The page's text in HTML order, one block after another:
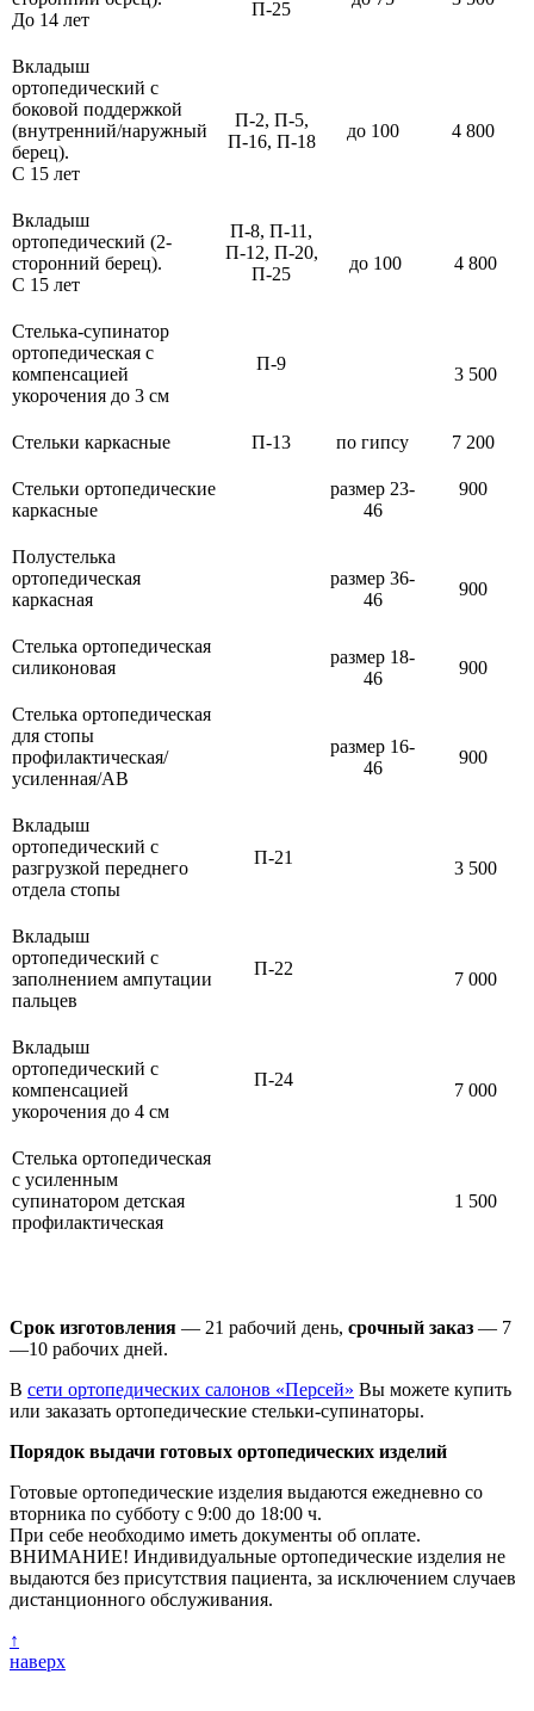
До 14 лет
П-25
Вкладыш
ортопедический с
боковой поддержкой
(внутренний/наружный
берец).
С 15 лет
П-2, П-5,
П-16, П-18
до 100 4 800
Вкладыш
ортопедический (2-
сторонний берец).
С 15 лет
П-8, П-11,
П-12, П-20,
П-25
до 100 4 800
Стелька-супинатор
ортопедическая с
компенсацией
укорочения до 3 см
П-9
3 500
Стельки каркасные П-13 по гипсу 7 200
Стельки ортопедические
каркасные
размер 23-
46
900
Полустелька
ортопедическая
каркасная
размер 36-
46
900
Стелька ортопедическая
силиконовая
размер 18-
46
900
Стелька ортопедическая
для стопы
профилактическая/
усиленная/АВ
размер 16-
46
900
Вкладыш
ортопедический с
разгрузкой переднего
отдела стопы
П-21
3 500
Вкладыш
ортопедический с
заполнением ампутации
пальцев
П-22
7 000
Вкладыш
ортопедический с
компенсацией
укорочения до 4 см
П-24
7 000
Стелька ортопедическая
с усиленным
супинатором детская
профилактическая
1 500
Срок изготовления — 21 рабочий день, срочный заказ — 7
—10 рабочих дней.
В сети ортопедических салонов «Персей» Вы можете купить
или заказать ортопедические стельки-супинаторы.
Порядок выдачи готовых ортопедических изделий
Готовые ортопедические изделия выдаются ежедневно со
вторника по субботу с 9:00 до 18:00 ч.
При себе необходимо иметь документы об оплате.
ВНИМАНИЕ! Индивидуальные ортопедические изделия не
выдаются без присутствия пациента, за исключением случаев
дистанционного обслуживания.
↑
наверх